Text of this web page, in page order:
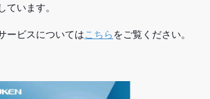
います。
ービスについてはこちらをご覧ください。